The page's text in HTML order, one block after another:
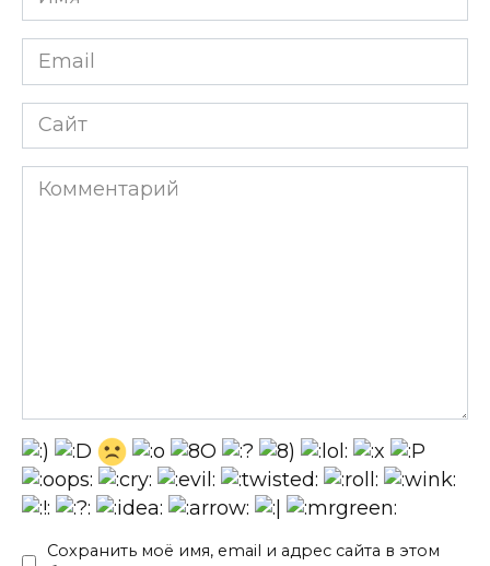
*
Email
Сайт
Комментарий
Сохранить моё имя, email и адрес сайта в этом